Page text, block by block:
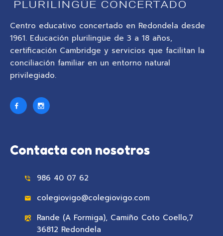
Centro educativo concertado en Redondela desde
1961. Educación plurilingüe de 3 a 18 años,
certificación Cambridge y servicios que facilitan la
conciliación familiar en un entorno natural
privilegiado.
Contacta con nosotros
986 40 07 62
colegiovigo@colegiovigo.com
Rande (A Formiga), Camiño Coto Coello,7
36812 Redondela